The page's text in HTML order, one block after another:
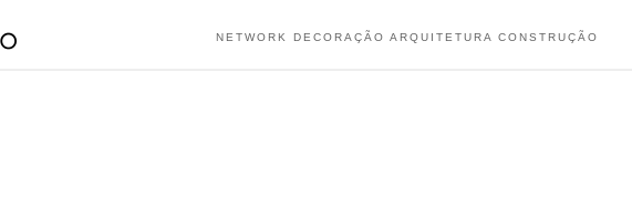
NETWORK DECORAÇÃO ARQUITETURA CONSTRUÇÃO